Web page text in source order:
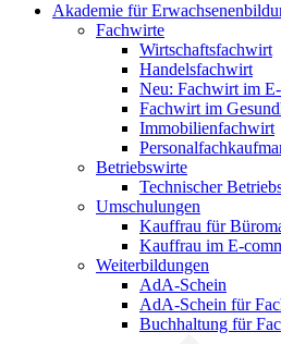
Akademie für
Fachwirte
Wirtschaftsfachwirt
Handelsfachwirt
Neu: Fachwirt im
Fachwirt im
Immobilienfachwirt
Betriebswirte
Technischer
Umschulungen
Kauffrau für
Kauffrau im E-
Weiterbildungen
AdA-Schein
AdA-Schein für
Buchhaltung für